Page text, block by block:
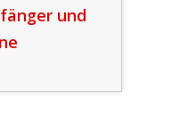
und